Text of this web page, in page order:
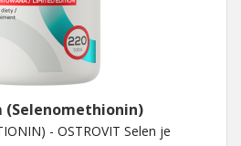
(Selenomethionin)
- OSTROVIT Selen je